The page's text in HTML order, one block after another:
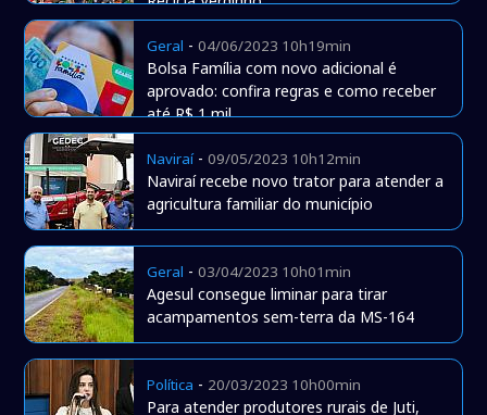
Geral -04/06/2023 10h19min
Bolsa Família com novo adicional é
aprovado: confira regras e como receber
até R$ 1 mil
Naviraí-09/05/2023 10h12min
Naviraí recebe novo trator para atender a
agricultura familiar do município
Geral -03/04/2023 10h01min
Agesul consegue liminar para tirar
acampamentos sem-terra da MS-164
Política - 20/03/2023 10h00min
Para atender produtores rurais de Juti,